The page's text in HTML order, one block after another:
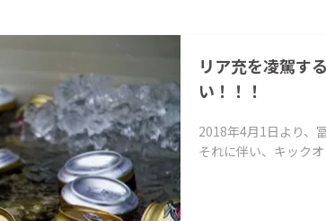
CAMPFIRE for Social Good
CAMPFIREふるさと納税
machi-ya コミ
リア充を凌駕す
い！！！
2018年4月1日より、
それに伴い、キック